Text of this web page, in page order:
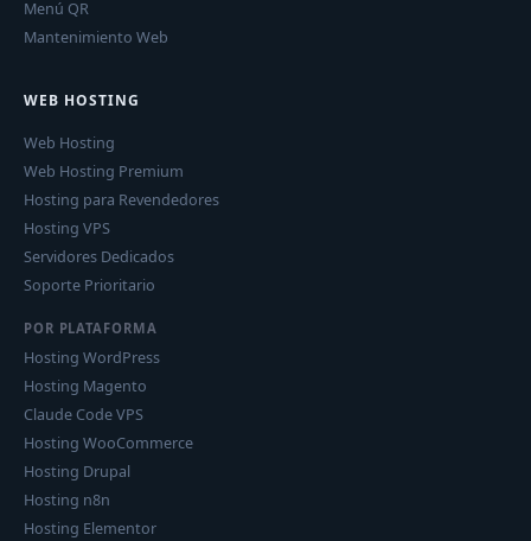
Menú QR
Mantenimiento Web
WEB HOSTING
Web Hosting
Web Hosting Premium
Hosting para Revendedores
Hosting VPS
Servidores Dedicados
Soporte Prioritario
POR PLATAFORMA
Hosting WordPress
Hosting Magento
Claude Code VPS
Hosting WooCommerce
Hosting Drupal
Hosting n8n
Hosting Elementor